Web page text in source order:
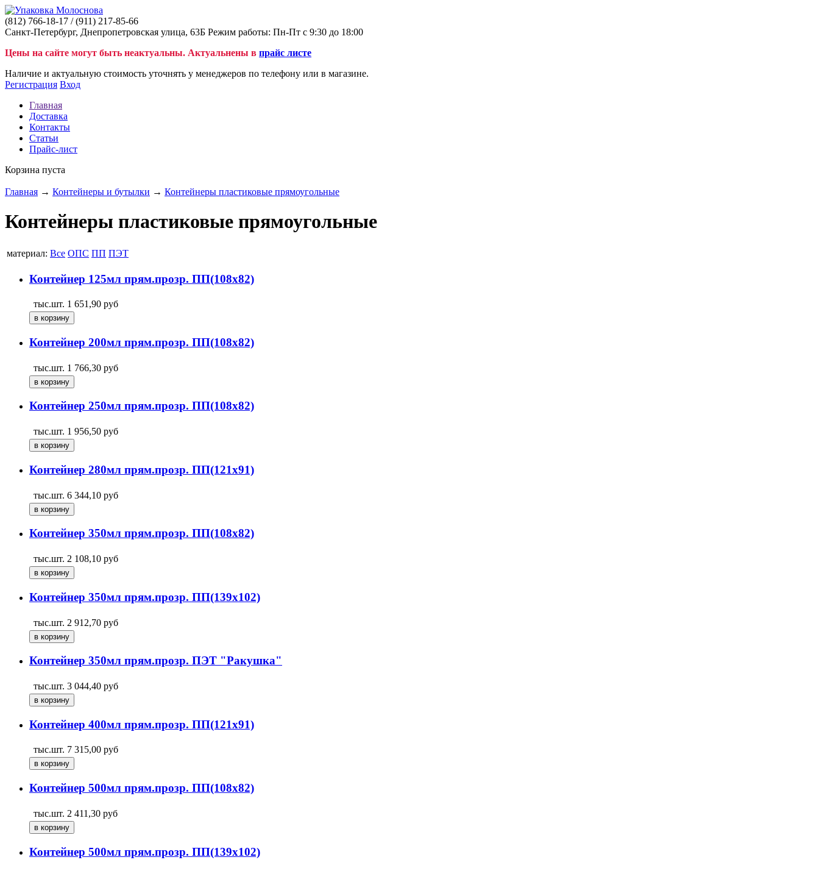
(812) 766-18-17 / (911) 217-85-66
Санкт-Петербург, Днепропетровская улица, 63Б Режим работы: Пн-Пт с 9:30 до 18:00
Цены на сайте могут быть неактуальны. Актуальнены в прайс листе
Наличие и актуальную стоимость уточнять у менеджеров по телефону или в магазине.
Регистрация Вход
Главная
Доставка
Контакты
Статьи
Прайс-лист
Корзина пуста
Главная → Контейнеры и бутылки → Контейнеры пластиковые прямоугольные
Контейнеры пластиковые прямоугольные
материал: Все ОПС ПП ПЭТ
Контейнер 125мл прям.прозр. ПП(108х82)
тыс.шт. 1 651,90 руб
Контейнер 200мл прям.прозр. ПП(108х82)
тыс.шт. 1 766,30 руб
Контейнер 250мл прям.прозр. ПП(108х82)
тыс.шт. 1 956,50 руб
Контейнер 280мл прям.прозр. ПП(121х91)
тыс.шт. 6 344,10 руб
Контейнер 350мл прям.прозр. ПП(108х82)
тыс.шт. 2 108,10 руб
Контейнер 350мл прям.прозр. ПП(139х102)
тыс.шт. 2 912,70 руб
Контейнер 350мл прям.прозр. ПЭТ "Ракушка"
тыс.шт. 3 044,40 руб
Контейнер 400мл прям.прозр. ПП(121х91)
тыс.шт. 7 315,00 руб
Контейнер 500мл прям.прозр. ПП(108х82)
тыс.шт. 2 411,30 руб
Контейнер 500мл прям.прозр. ПП(139х102)